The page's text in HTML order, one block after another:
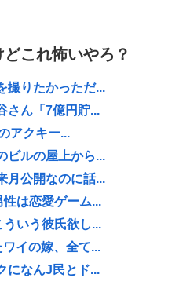
どこれ怖いやろ？
撮りたかっただ...
さん「7億円貯...
アクキー...
ビルの屋上から...
月公開なのに話...
性は恋愛ゲーム...
ういう彼氏欲し...
イの嫁、全て...
になんJ民とド...